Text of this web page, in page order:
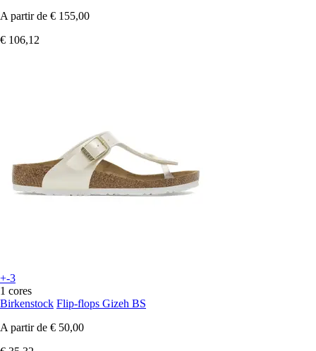
A partir de € 155,00
€ 106,12
+-3
1 cores
Birkenstock Flip-flops Gizeh BS
A partir de € 50,00